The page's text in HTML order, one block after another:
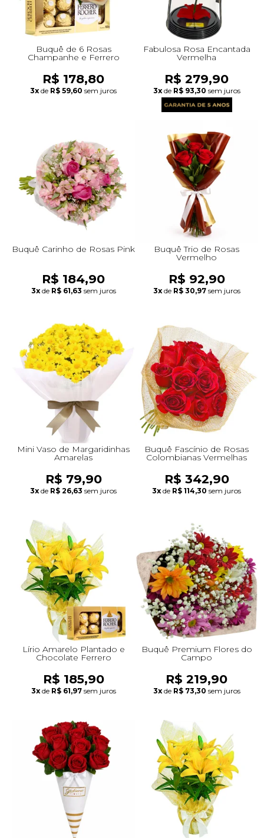
Buquê de 6 Rosas
Champanhe e Ferrero
R$ 178,80
3x de R$ 59,60 sem juros
Fabulosa Rosa Encantada
Vermelha
R$ 279,90
3x de R$ 93,30 sem juros
Buquê Carinho de Rosas Pink
R$ 184,90
3x de R$ 61,63 sem juros
Buquê Trio de Rosas
Vermelho
R$ 92,90
3x de R$ 30,97 sem juros
Mini Vaso de Margaridinhas
Amarelas
R$ 79,90
3x de R$ 26,63 sem juros
Buquê Fascínio de Rosas
Colombianas Vermelhas
R$ 342,90
3x de R$ 114,30 sem juros
Lírio Amarelo Plantado e
Chocolate Ferrero
R$ 185,90
3x de R$ 61,97 sem juros
Buquê Premium Flores do
Campo
R$ 219,90
3x de R$ 73,30 sem juros